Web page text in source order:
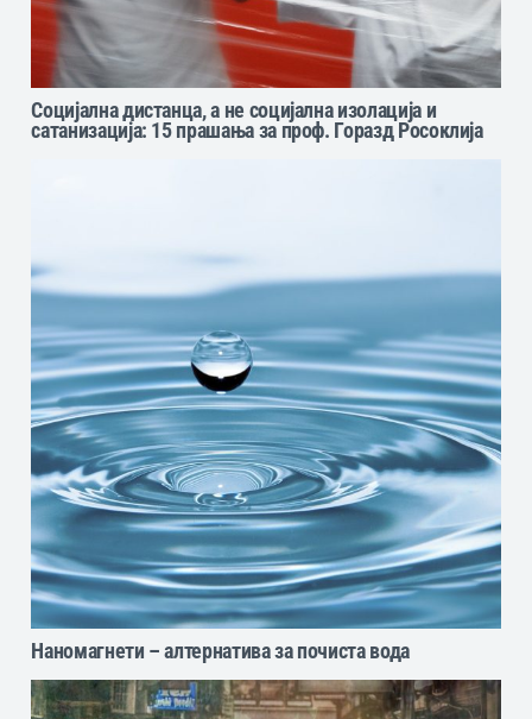
Социјална дистанца, а не социјална изолација и
сатанизација: 15 прашања за проф. Горазд Росоклија
Наномагнети – алтернатива за почиста вода